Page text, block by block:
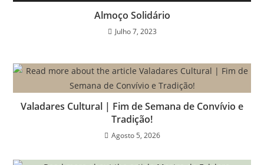
Almoço Solidário
Julho 7, 2023
Valadares Cultural | Fim de Semana de Convívio e
Tradição!
Agosto 5, 2026